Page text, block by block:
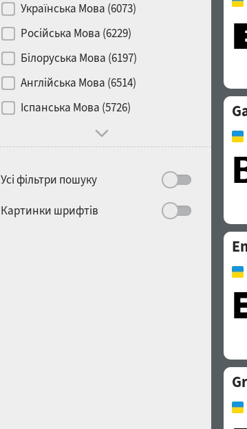
Контраст
Гендерний стереотип
Характер і поведінка
Українська Мова (6073)
Російська Мова (6229)
Білоруська Мова (6197)
Англійська Мова (6514)
Іспанська Мова (5726)
Усі фільтри пошуку
Картинки шрифтів